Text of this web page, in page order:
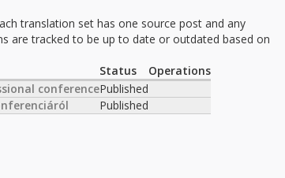
translation set has one source post and any
are tracked to be up to date or outdated based on
Status
Operations
conferencePublished
Published